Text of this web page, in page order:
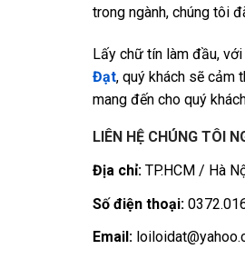
trong ngành, chúng tôi
Lấy chữ tín làm đầu,
Đạt, quý khách sẽ cảm
mang đến cho quý
LIÊN HỆ CHÚNG TÔI
Địa chỉ: TP.HCM / Hà
Số điện thoại:
Email: